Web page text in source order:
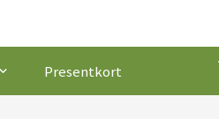
Presentkort